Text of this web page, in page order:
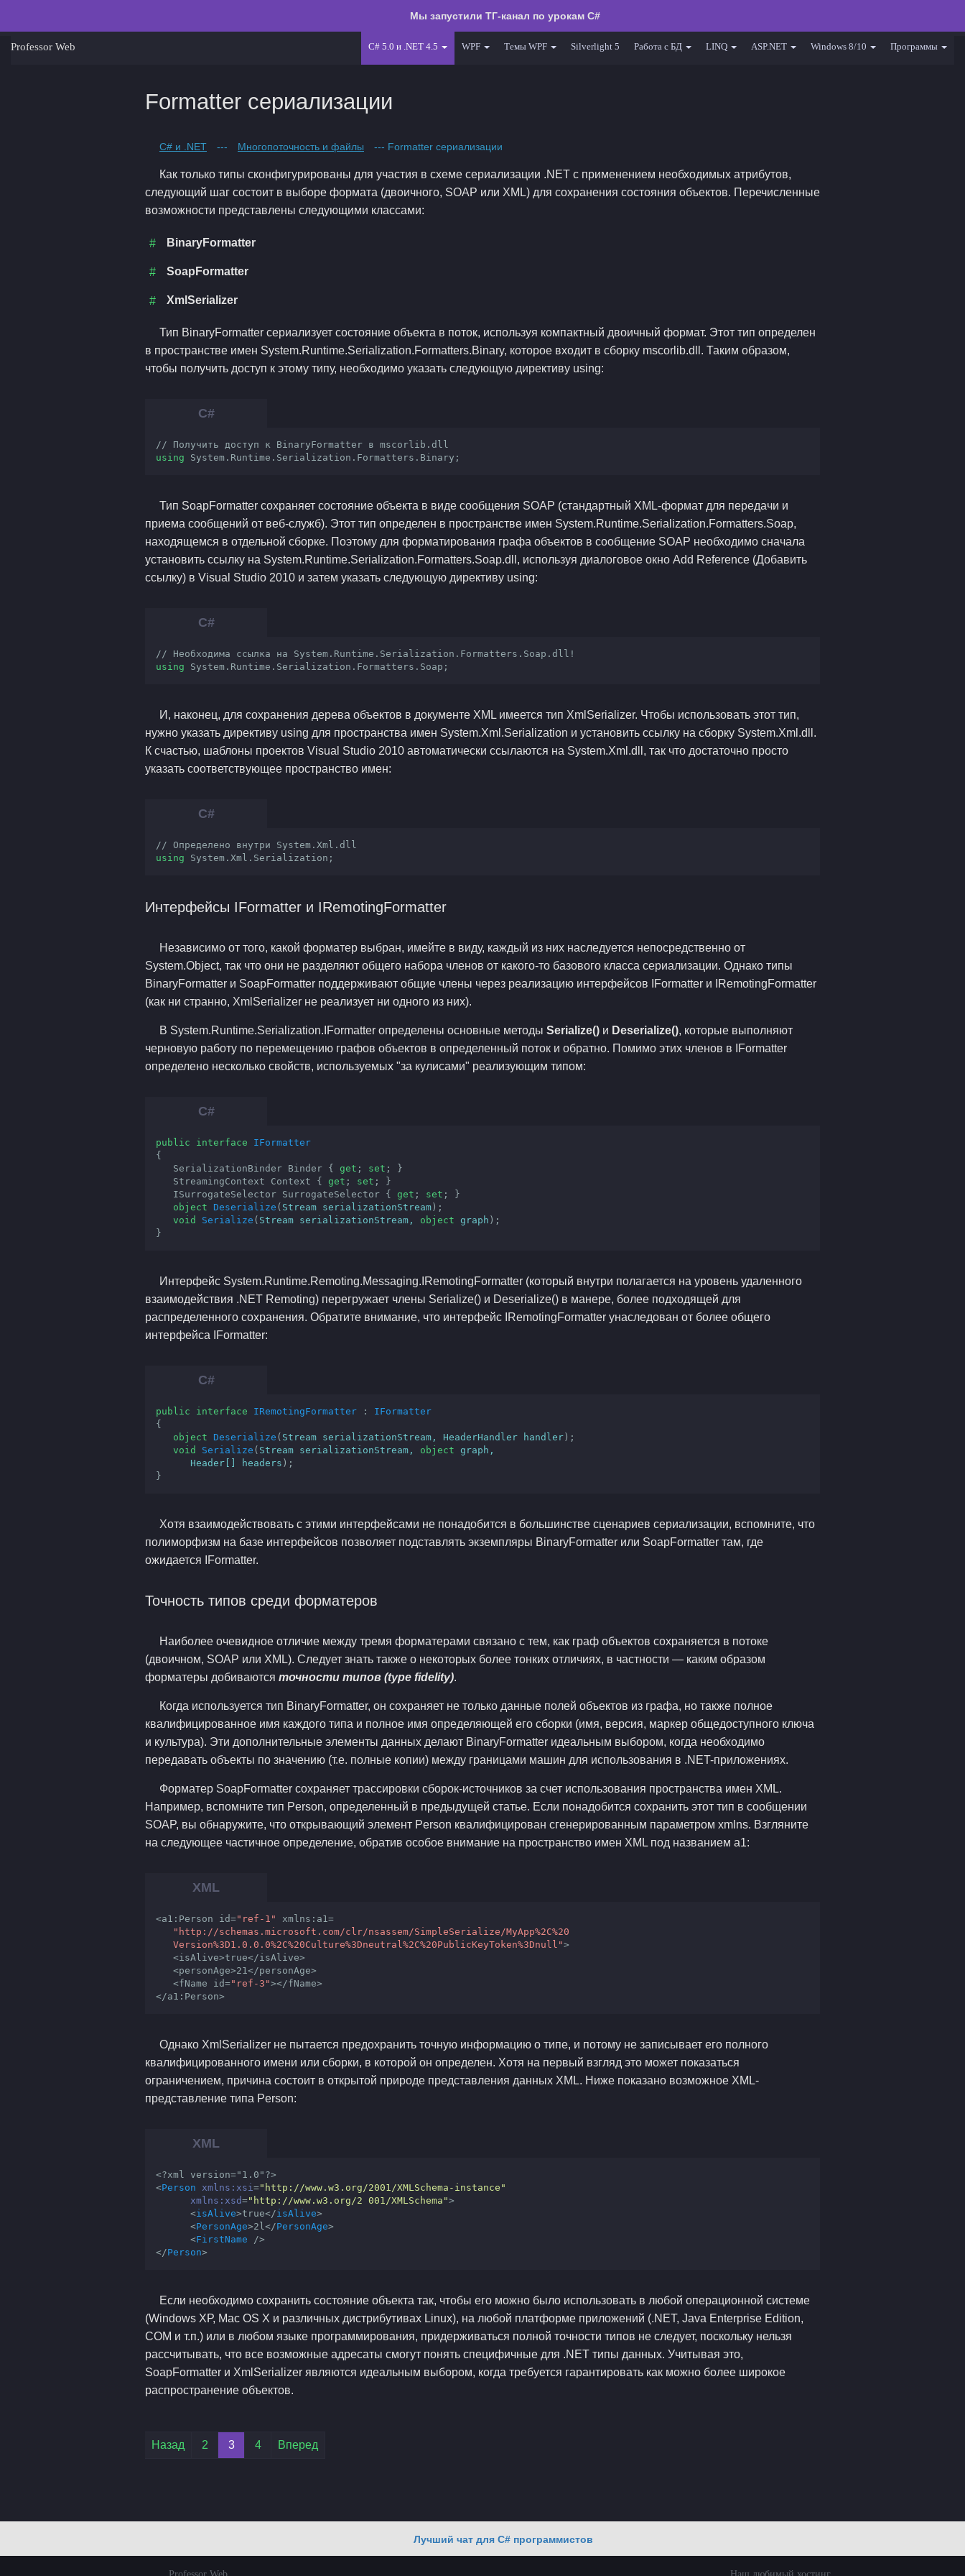
Мы запустили ТГ-канал по урокам C#
Professor Web C# 5.0 и .NET 4.5 WPF Темы WPF Silverlight 5 Работа с БД LINQ ASP.NET Windows 8/10 Программы
Formatter сериализации
C# и .NET --- Многопоточность и файлы --- Formatter сериализации
Как только типы сконфигурированы для участия в схеме сериализации .NET с применением необходимых атрибутов,
следующий шаг состоит в выборе формата (двоичного, SOAP или XML) для сохранения состояния объектов. Перечисленные
возможности представлены следующими классами:
BinaryFormatter
SoapFormatter
XmlSerializer
Тип BinaryFormatter сериализует состояние объекта в поток, используя компактный двоичный формат. Этот тип определен
в пространстве имен System.Runtime.Serialization.Formatters.Binary, которое входит в сборку mscorlib.dll. Таким образом,
чтобы получить доступ к этому типу, необходимо указать следующую директиву using:
// Получить доступ к BinaryFormatter в mscorlib.dll
using System.Runtime.Serialization.Formatters.Binary;
Тип SoapFormatter сохраняет состояние объекта в виде сообщения SOAP (стандартный XML-формат для передачи и
приема сообщений от веб-служб). Этот тип определен в пространстве имен System.Runtime.Serialization.Formatters.Soap,
находящемся в отдельной сборке. Поэтому для форматирования графа объектов в сообщение SOAP необходимо сначала
установить ссылку на System.Runtime.Serialization.Formatters.Soap.dll, используя диалоговое окно Add Reference (Добавить
ссылку) в Visual Studio 2010 и затем указать следующую директиву using:
// Необходима ссылка на System.Runtime.Serialization.Formatters.Soap.dll!
using System.Runtime.Serialization.Formatters.Soap;
И, наконец, для сохранения дерева объектов в документе XML имеется тип XmlSerializer. Чтобы использовать этот тип,
нужно указать директиву using для пространства имен System.Xml.Serialization и установить ссылку на сборку System.Xml.dll.
К счастью, шаблоны проектов Visual Studio 2010 автоматически ссылаются на System.Xml.dll, так что достаточно просто
указать соответствующее пространство имен:
// Определено внутри System.Xml.dll
using System.Xml.Serialization;
Интерфейсы IFormatter и IRemotingFormatter
Независимо от того, какой форматер выбран, имейте в виду, каждый из них наследуется непосредственно от
System.Object, так что они не разделяют общего набора членов от какого-то базового класса сериализации. Однако типы
BinaryFormatter и SoapFormatter поддерживают общие члены через реализацию интерфейсов IFormatter и IRemotingFormatter
(как ни странно, XmlSerializer не реализует ни одного из них).
В System.Runtime.Serialization.IFormatter определены основные методы Serialize() и Deserialize(), которые выполняют
черновую работу по перемещению графов объектов в определенный поток и обратно. Помимо этих членов в IFormatter
определено несколько свойств, используемых "за кулисами" реализующим типом:
public interface
IFormatter
{
   SerializationBinder Binder {
get ; set ; }
   StreamingContext Context {
get ; set ; }
   ISurrogateSelector SurrogateSelector {
get ; set ; }
object
Deserialize ( Stream serializationStream ) ;
void
Serialize ( Stream serializationStream, object graph ) ;
}
Интерфейс System.Runtime.Remoting.Messaging.IRemotingFormatter (который внутри полагается на уровень удаленного
взаимодействия .NET Remoting) перегружает члены Serialize() и Deserialize() в манере, более подходящей для
распределенного сохранения. Обратите внимание, что интерфейс IRemotingFormatter унаследован от более общего
интерфейса IFormatter:
public interface IRemotingFormatter : IFormatter
{
object
Deserialize ( Stream serializationStream, HeaderHandler handler ) ;
void
Serialize ( Stream serializationStream, object graph,
      Header[] headers
) ;
}
Хотя взаимодействовать с этими интерфейсами не понадобится в большинстве сценариев сериализации, вспомните, что
полиморфизм на базе интерфейсов позволяет подставлять экземпляры BinaryFormatter или SoapFormatter там, где
ожидается IFormatter.
Точность типов среди форматеров
Наиболее очевидное отличие между тремя форматерами связано с тем, как граф объектов сохраняется в потоке
(двоичном, SOAP или XML). Следует знать также о некоторых более тонких отличиях, в частности — каким образом
форматеры добиваются точности типов (type fidelity).
Когда используется тип BinaryFormatter, он сохраняет не только данные полей объектов из графа, но также полное
квалифицированное имя каждого типа и полное имя определяющей его сборки (имя, версия, маркер общедоступного ключа
и культура). Эти дополнительные элементы данных делают BinaryFormatter идеальным выбором, когда необходимо
передавать объекты по значению (т.е. полные копии) между границами машин для использования в .NET-приложениях.
Форматер SoapFormatter сохраняет трассировки сборок-источников за счет использования пространства имен XML.
Например, вспомните тип Person, определенный в предыдущей статье. Если понадобится сохранить этот тип в сообщении
SOAP, вы обнаружите, что открывающий элемент Person квалифицирован сгенерированным параметром xmlns. Взгляните
на следующее частичное определение, обратив особое внимание на пространство имен XML под названием a1:
<a1:Person id="ref-1"
xmlns:a1=
"http://schemas.microsoft.com/clr/nsassem/SimpleSerialize/MyApp%2C%20
   Version
%3D1 .0.0.0%2C%20Culture%3Dneutral%2C%20PublicKeyToken%3Dnull ">
   <isAlive>true<
/isAlive>
   <personAge>21</person
Age>
   <fName id=
"ref-3"></fName>
</a1:Person>
Однако XmlSerializer не пытается предохранить точную информацию о типе, и потому не записывает его полного
квалифицированного имени или сборки, в которой он определен. Хотя на первый взгляд это может показаться
ограничением, причина состоит в открытой природе представления данных XML. Ниже показано возможное XML-
представление типа Person:
<?xml version="1.0"?>
<Person xmlns:xsi="http://www.w3.org/2001/XMLSchema-instance"
xmlns:xsd="http://www.w3.org/2 001/XMLSchema">
<isAlive>true</isAlive>
<PersonAge>2l</PersonAge>
<FirstName />
</Person>
Если необходимо сохранить состояние объекта так, чтобы его можно было использовать в любой операционной системе
(Windows ХР, Mac OS X и различных дистрибутивах Linux), на любой платформе приложений (.NET, Java Enterprise Edition,
COM и т.п.) или в любом языке программирования, придерживаться полной точности типов не следует, поскольку нельзя
рассчитывать, что все возможные адресаты смогут понять специфичные для .NET типы данных. Учитывая это,
SoapFormatter и XmlSerializer являются идеальным выбором, когда требуется гарантировать как можно более широкое
распространение объектов.
Пройди тесты C# тест (легкий)
Лучший чат для C# программистов